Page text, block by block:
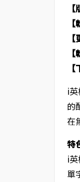
i
的
在
特
i
單